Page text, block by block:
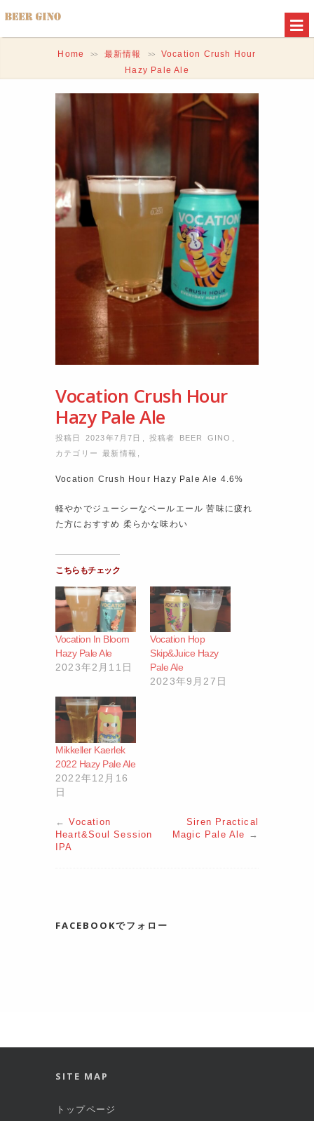
Home >> 最新情報 >>
Vocation Crush Hour
Hazy Pale Ale
Vocation Crush Hour
Hazy Pale Ale
投稿日 2023年7月7日 ,投稿者 BEER GINO
カテゴリー最新情報
Vocation Crush Hour Hazy Pale Ale 4.6%
軽やかでジューシーなペールエール 苦味に疲れ
た方におすすめ 柔らかな味わい
こちらもチェック
Vocation In Bloom
Hazy Pale Ale
2023年2月11日
Vocation Hop
Skip&Juice Hazy
Pale Ale
2023年9月27日
Mikkeller Kaerlek
2022 Hazy Pale Ale
2022年12月16
日
←Vocation
Heart&Soul Session
IPA
Siren Practical
Magic Pale Ale →
FACEBOOKでフォロー
SITE MAP
トップページ